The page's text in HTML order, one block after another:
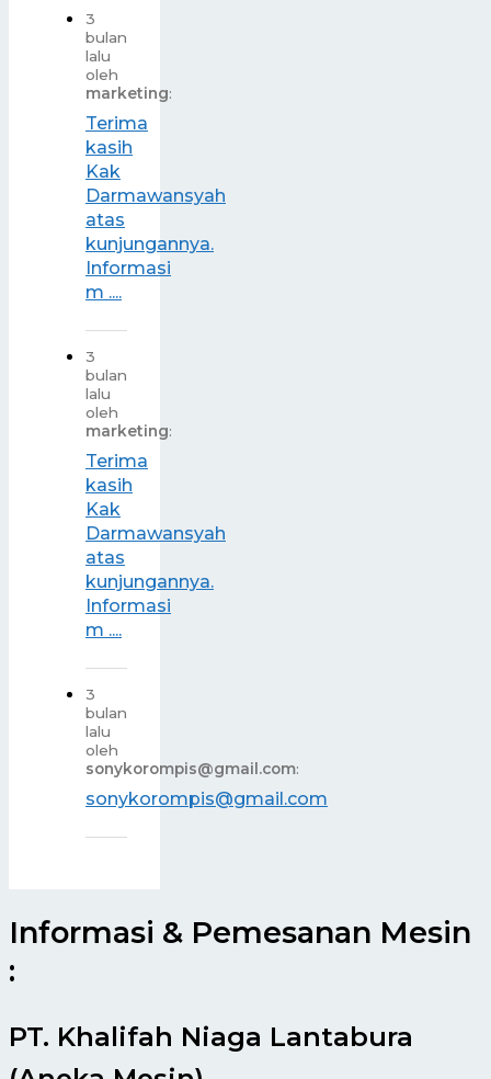
3
bulan
lalu
oleh
marketing:
Terima
kasih
Kak
Darmawansyah
atas
kunjungannya.
Informasi
m ....
3
bulan
lalu
oleh
marketing:
Terima
kasih
Kak
Darmawansyah
atas
kunjungannya.
Informasi
m ....
3
bulan
lalu
oleh
sonykorompis@gmail.com:
sonykorompis@gmail.com
Informasi & Pemesanan Mesin
:
PT. Khalifah Niaga Lantabura